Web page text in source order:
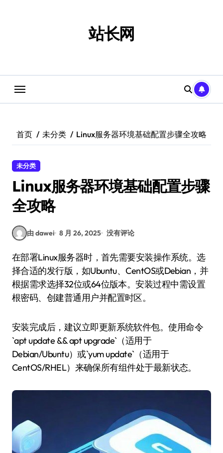
站长网
首页 未分类 Linux服务器环境基础配置步骤全攻略
未分类
Linux服务器环境基础配置步骤
全攻略
由 dawei 8 月 26, 2025 没有评论
在部署Linux服务器时，首先需要安装操作系统。选
择合适的发行版，如Ubuntu、CentOS或Debian，并
根据需求选择32位或64位版本。安装过程中需设置
根密码、创建普通用户并配置时区。
安装完成后，建议立即更新系统软件包。使用命令
`apt update && apt upgrade`（适用于
Debian/Ubuntu）或`yum update`（适用于
CentOS/RHEL）来确保所有组件处于最新状态。